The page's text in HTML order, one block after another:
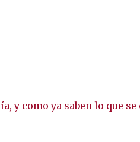
y como ya saben lo que